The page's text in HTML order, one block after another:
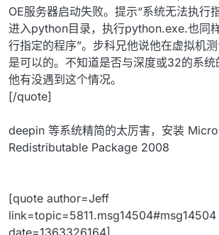
OE服务器启动失败。提示“系统无法执行
进入python目录，执行python.exe.也同
行指定的程序”。步科兄他说他在虚拟机
是可以的。不知道是否与深度或32的系
他有没遇到这个情况。
[/quote]
deepin 等系统精简的太厉害，安装
Redistributable Package 2008
[quote author=Jeff
link=topic=5811.msg14504#msg14504
date=1363326164]